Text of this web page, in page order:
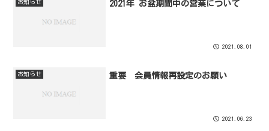
お知らせ 2021年 お盆期間中の営業について
2021.08.01
お知らせ 重要 会員情報再設定のお願い
2021.06.23